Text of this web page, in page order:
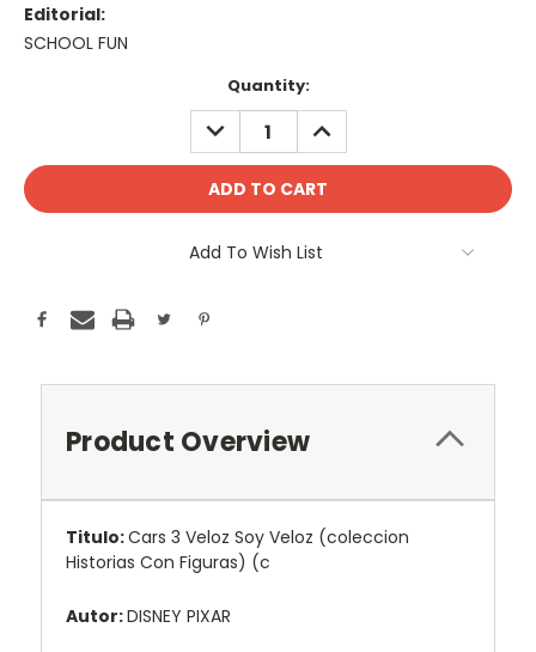
Editorial:
SCHOOL FUN
Quantity:
DECREASE
QUANTITY:
INCREASE
QUANTITY:
Add To Wish List
Product Overview
Titulo:Cars 3 Veloz Soy Veloz (coleccion
Historias Con Figuras) (c
Autor:DISNEY PIXAR